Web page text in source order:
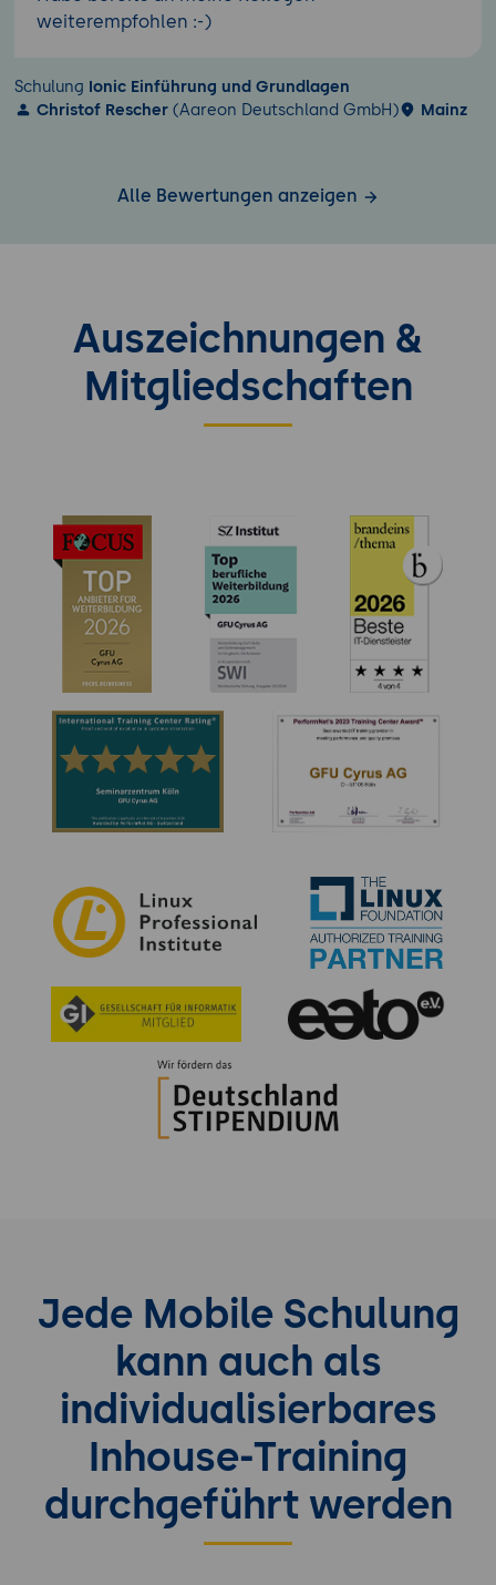
weiterempfohlen :-)
Schulung Ionic Einführung und Grundlagen
Christof Rescher (Aareon Deutschland GmbH) Mainz
Alle Bewertungen anzeigen
Auszeichnungen &
Mitgliedschaften
Jede Mobile Schulung
kann auch als
individualisierbares
Inhouse-Training
durchgeführt werden